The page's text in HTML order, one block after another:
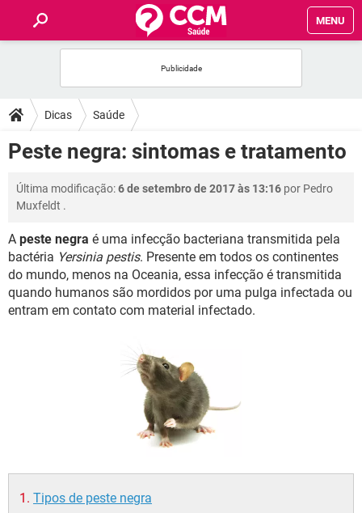
MENU
FÓRUM
SAÚDE
FAMÍLIA
BEM-ESTAR
SEXUALIDADE
Dicas Saúde
Peste negra: sintomas e tratamento
Última modificação:6 de setembro de 2017 às 13:16 por Pedro
Muxfeldt .
A peste negra é uma infecção bacteriana transmitida pela
bactéria Yersinia pestis. Presente em todos os continentes
do mundo, menos na Oceania, essa infecção é transmitida
quando humanos são mordidos por uma pulga infectada ou
entram em contato com material infectado.
Tipos de peste negra